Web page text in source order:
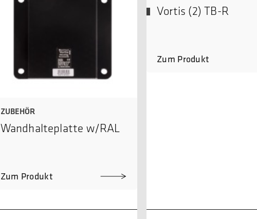
ZUBEHÖR
Wandhalteplatte w/RAL
Zum Produkt
Vortis (2) TB-R
Zum Produkt